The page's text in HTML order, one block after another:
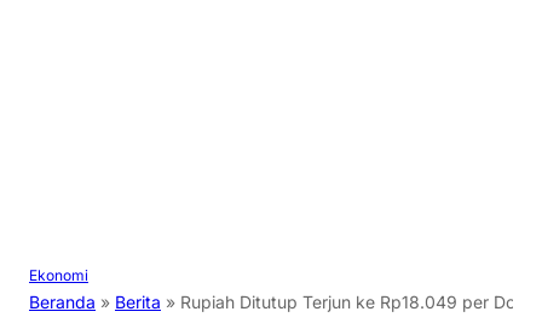
Ekonomi
Beranda » Berita » Rupiah Ditutup Terjun ke Rp18.049 per